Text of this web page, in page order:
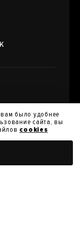
было удобнее
сайта, вы
cookies